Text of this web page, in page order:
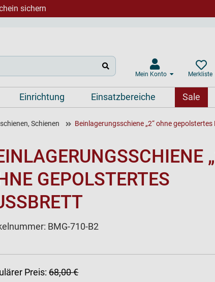
sichern
Mein Konto Merkliste
Einrichtung Einsatzbereiche Sale
Schienen Beinlagerungsschiene „2“ ohne
GEPOLSTERTES
BMG-710-B2
Preis: 68,00 €